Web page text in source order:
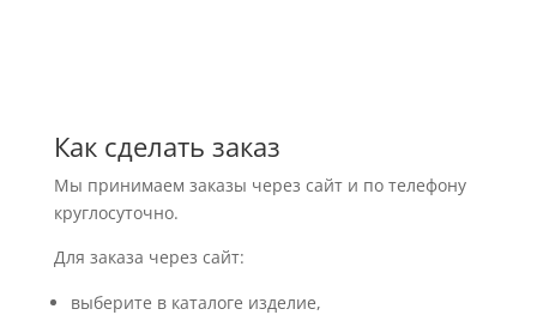
Как сделать заказ
Мы принимаем заказы через сайт и по телефону
круглосуточно.
Для заказа через сайт:
выберите в каталоге изделие,